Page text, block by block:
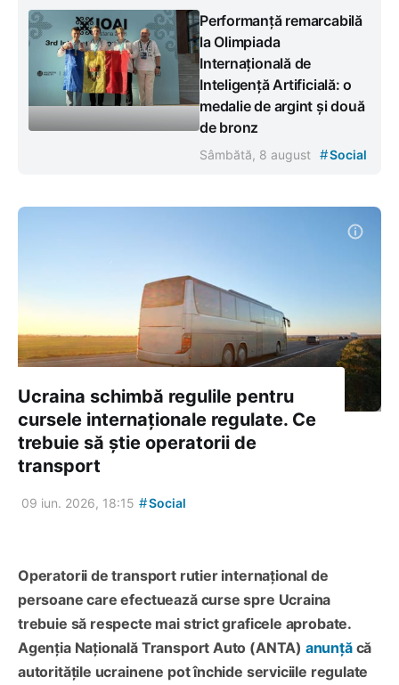
Performanță remarcabilă
la Olimpiada
Internațională de
Inteligență Artificială: o
medalie de argint și două
de bronz
Sâmbătă, 8 august #Social
Ucraina schimbă regulile pentru
cursele internaționale regulate. Ce
trebuie să știe operatorii de
transport
09 iun. 2026, 18:15 #Social
Operatorii de transport rutier internațional de
persoane care efectuează curse spre Ucraina
trebuie să respecte mai strict graficele aprobate.
Agenția Națională Transport Auto (ANTA) anunțăcă
autoritățile ucrainene pot închide serviciile regulate